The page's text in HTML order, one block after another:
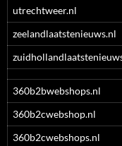
utrechtweer.nl
zeelandlaatstenieuws.nl
360b2bwebshops.nl
360b2cwebshop.nl
360b2cwebshops.nl